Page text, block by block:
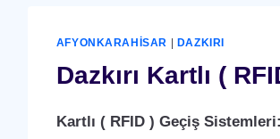
ANLAŞMASI
AFYONKARAHISAR DAZKIRI
Dazkırı Kartlı (
Kartlı ( RFID ) Geçiş